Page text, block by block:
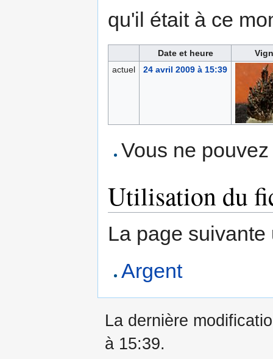
qu'il était à ce
Date et heure
actuel
24 avril 2009 à 15:39
Vous ne
Utilisation du
La page
Argent
La dernière
à 15:39.